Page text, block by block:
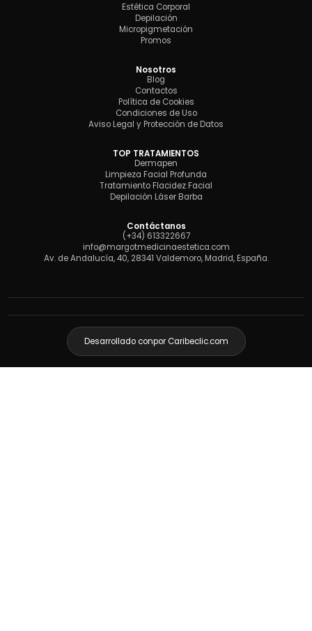
Estética Corporal
Depilación
Micropigmetación
Promos
Nosotros
Blog
Contactos
Política de Cookies
Condiciones de Uso
Aviso Legal y Protección de Datos
TOP TRATAMIENTOS
Dermapen
Limpieza Facial Profunda
Tratamiento Flacidez Facial
Depilación Láser Barba
Contáctanos
(+34) 613322667
info@margotmedicinaestetica.com
Av. de Andalucía, 40, 28341 Valdemoro, Madrid, España.
Desarrollado conpor Caribeclic.com